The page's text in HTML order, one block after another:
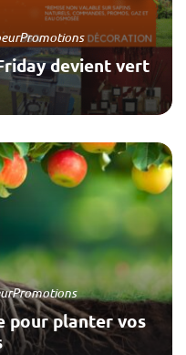
devient vert
Promotions
pour planter vos
Promotions